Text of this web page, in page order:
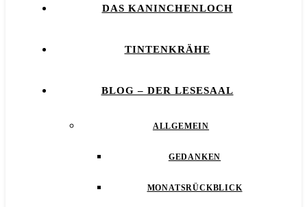
DAS KANINCHENLOCH
TINTENKRÄHE
BLOG – DER LESESAAL
ALLGEMEIN
GEDANKEN
MONATSRÜCKBLICK